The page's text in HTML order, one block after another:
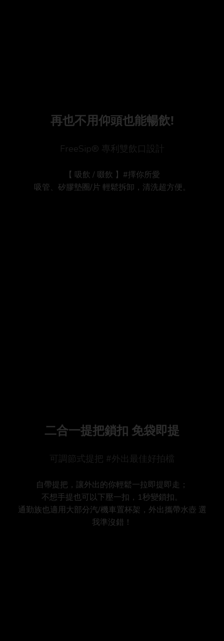
再也不用仰頭也能暢飲!
FreeSip® 專利雙飲口設計
【 吸飲 / 啜飲 】#擇你所愛
吸管、矽膠墊圈/片 輕鬆拆卸，清洗超方便。
二合一提把鎖扣 免袋即提
可調節式提把 #外出最佳好拍檔
自帶提把，讓外出的你輕鬆一拉即提即走；
不想手提也可以下壓一扣，1秒變鎖扣。
通勤族也適用大部分汽/機車置杯架，外出攜帶水壺 選
我準沒錯！